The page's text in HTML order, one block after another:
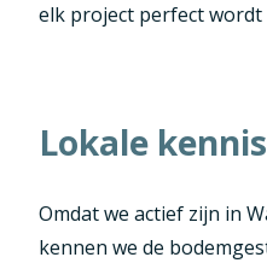
elk project perfect wordt
Lokale
Omdat we actief zijn in
kennen we de